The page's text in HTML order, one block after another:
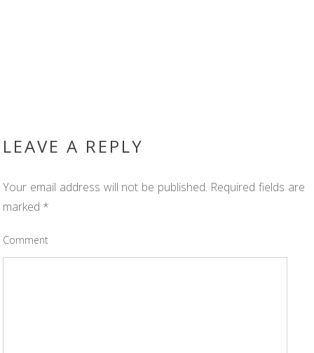
LEAVE A REPLY
Your email address will not be published. Required fields are
marked *
Comment